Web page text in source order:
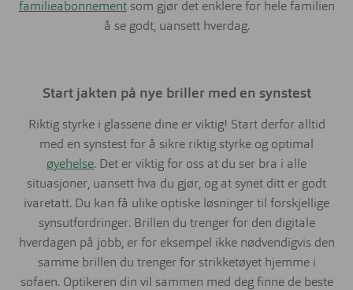
familieabonnementsom gjør det enklere for hele familien
å se godt, uansett hverdag.
Start jakten på nye briller med en synstest
Riktig styrke i glassene dine er viktig! Start derfor alltid
med en synstest for å sikre riktig styrke og optimal
øyehelse. Det er viktig for oss at du ser bra i alle
situasjoner, uansett hva du gjør, og at synet ditt er godt
ivaretatt. Du kan få ulike optiske løsninger til forskjellige
synsutfordringer. Brillen du trenger for den digitale
hverdagen på jobb, er for eksempel ikke nødvendigvis den
samme brillen du trenger for strikketøyet hjemme i
sofaen. Optikeren din vil sammen med deg finne de beste